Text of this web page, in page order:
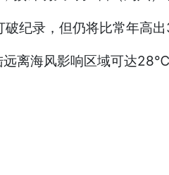
纪录，但仍将比常年高出
离海风影响区域可达28℃